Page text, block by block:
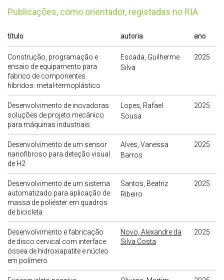
publicações, como orientador, registadas no RIA
título autoria ano
Construção, programação e
ensaio de equipamento para
fabrico de componentes
híbridos: metal-termoplástico
Escada, Guilherme
Silva
2025
Desenvolvimento de inovadoras
soluções de projeto mecânico
para máquinas industriais
Lopes, Rafael
Sousa
2025
Desenvolvimento de um sensor
nanofibroso para deteção visual
de H2
Alves, Vanessa
Barros
2025
Desenvolvimento de um sistema
automatizado para aplicação de
massa de poliéster em quadros
de bicicleta
Santos, Beatriz
Ribeiro
2025
Desenvolvimento e fabricação
de disco cervical com interface
óssea de hidroxiapatite e núcleo
em polímero
Novo, Alexandre da
Silva Costa
2025